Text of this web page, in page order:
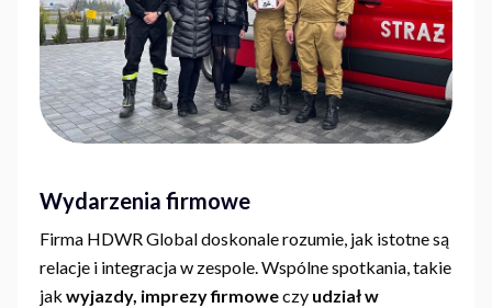
Wydarzenia firmowe
Firma HDWR Global doskonale rozumie, jak istotne są
relacje i integracja w zespole. Wspólne spotkania, takie
jak wyjazdy, imprezy firmoweczy udział w